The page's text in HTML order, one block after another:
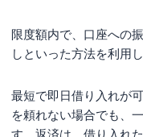
限度額内で、口座への
しといった方法を利用
最短で即日借り入れが
を頼れない場合でも、
す。返済は、借り入れ